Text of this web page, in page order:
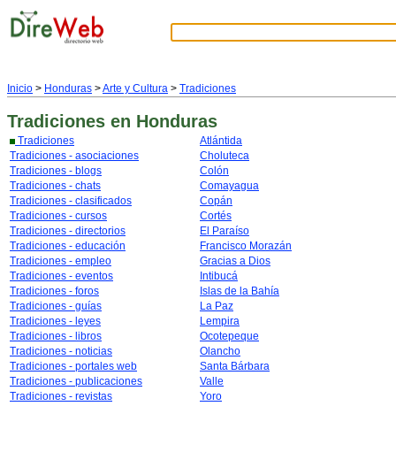
Inicio > Honduras >Arte y Cultura > Tradiciones
Tradiciones en Honduras
Tradiciones
Tradiciones - asociaciones
Tradiciones - blogs
Tradiciones - chats
Tradiciones - clasificados
Tradiciones - cursos
Tradiciones - directorios
Tradiciones - educación
Tradiciones - empleo
Tradiciones - eventos
Tradiciones - foros
Tradiciones - guías
Tradiciones - leyes
Tradiciones - libros
Tradiciones - noticias
Tradiciones - portales web
Tradiciones - publicaciones
Tradiciones - revistas
Atlántida
Choluteca
Colón
Comayagua
Copán
Cortés
El Paraíso
Francisco Morazán
Gracias a Dios
Intibucá
Islas de la Bahía
La Paz
Lempira
Ocotepeque
Olancho
Santa Bárbara
Valle
Yoro